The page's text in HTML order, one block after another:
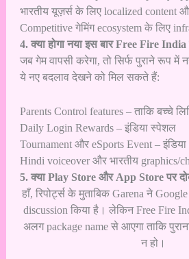
भारतीय यूज़र्स के लिए localized content
Competitive गेमिंग ecosystem के लिए
4. क्या होगा नया इस बार Free Fire India
जब गेम वापसी करेगा, तो सिर्फ पुराने रूप
ये नए बदलाव देखने को मिल सकते हैं:
Parents Control features – ताकि बच्चे
Daily Login Rewards – इंडिया स्पेशल
Tournament और eSports Event –
Hindi voiceover और भारतीय graphics/
5. क्या Play Store और App Store पर
हाँ, रिपोर्ट्स के मुताबिक Garena ने
discussion किया है। लेकिन Free Fire
अलग package name से आएगा ताकि
न हो।